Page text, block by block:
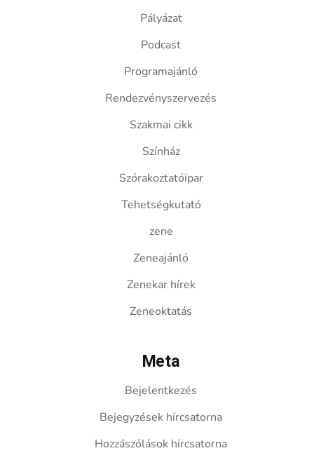
Pályázat
Podcast
Programajánló
Rendezvényszervezés
Szakmai cikk
Színház
Szórakoztatóipar
Tehetségkutató
zene
Zeneajánló
Zenekar hírek
Zeneoktatás
Meta
Bejelentkezés
Bejegyzések hírcsatorna
Hozzászólások hírcsatorna